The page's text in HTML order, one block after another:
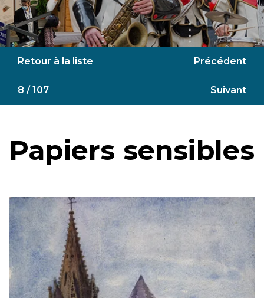
Retour à la liste Précédent
8 / 107 Suivant
Papiers sensibles